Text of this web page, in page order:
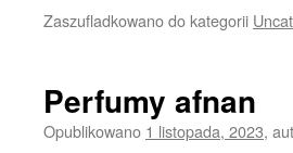
Zaszufladkowano do kategorii
Perfumy afnan
Opublikowano 1 listopada, 2023,